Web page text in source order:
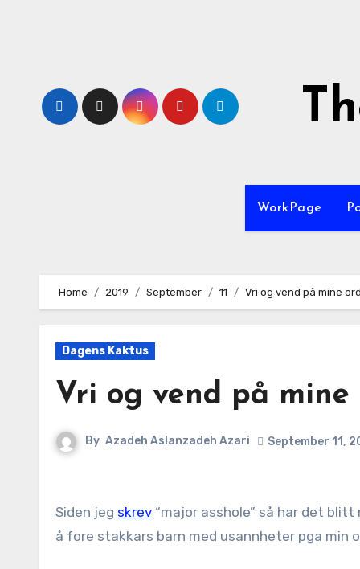
WorkPage
Home 2019 September 11 Vri og vend på mine ord
Dagens Kaktus
Vri og vend på mine
By Azadeh Aslanzadeh Azari September 11,
Siden jeg skrev “major asshole” så har det
å fore stakkars barn med usannheter pga min